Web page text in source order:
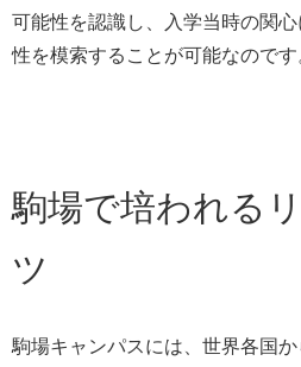
可能性を認識し、入学当時の関
性を模索することが可能なのです
駒場で培われる
ツ
駒場キャンパスには、世界各国